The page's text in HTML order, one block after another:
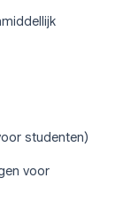
studenten)
voor